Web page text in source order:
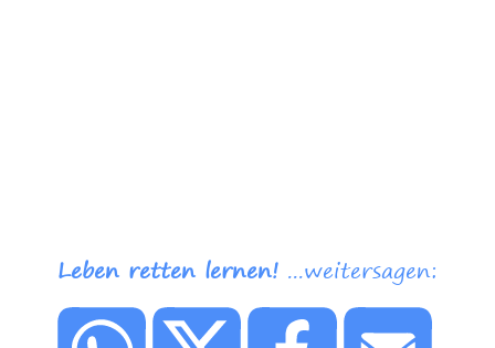
Leben retten lernen!...weitersagen: